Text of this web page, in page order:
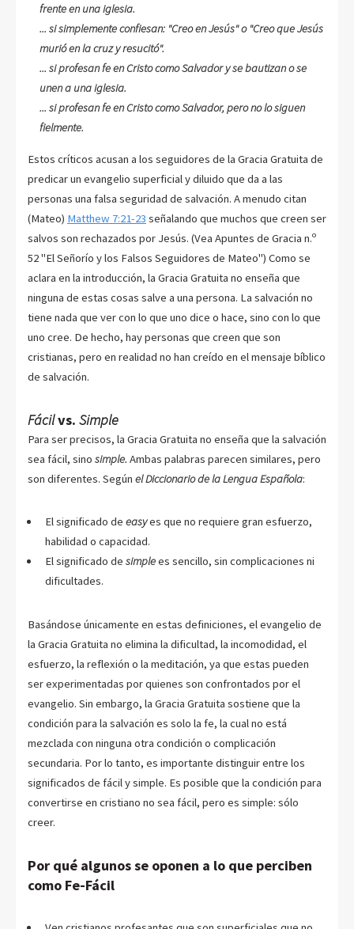
frente en una iglesia.
... si simplemente confiesan: "Creo en Jesús" o "Creo que Jesús
murió en la cruz y resucitó".
... si profesan fe en Cristo como Salvador y se bautizan o se
unen a una iglesia.
... si profesan fe en Cristo como Salvador, pero no lo siguen
fielmente.
Estos críticos acusan a los seguidores de la Gracia Gratuita de
predicar un evangelio superficial y diluido que da a las
personas una falsa seguridad de salvación. A menudo citan
(Mateo) Matthew 7:21-23 señalando que muchos que creen ser
salvos son rechazados por Jesús. (Vea Apuntes de Gracia n.º
52 "El Señorío y los Falsos Seguidores de Mateo") Como se
aclara en la introducción, la Gracia Gratuita no enseña que
ninguna de estas cosas salve a una persona. La salvación no
tiene nada que ver con lo que uno dice o hace, sino con lo que
uno cree. De hecho, hay personas que creen que son
cristianas, pero en realidad no han creído en el mensaje bíblico
de salvación.
Fácilvs. Simple
Para ser precisos, la Gracia Gratuita no enseña que la salvación
sea fácil, sino simple. Ambas palabras parecen similares, pero
son diferentes. Según el Diccionario de la Lengua Española:
El significado de easyes que no requiere gran esfuerzo,
habilidad o capacidad.
El significado de simplees sencillo, sin complicaciones ni
dificultades.
Basándose únicamente en estas definiciones, el evangelio de
la Gracia Gratuita no elimina la dificultad, la incomodidad, el
esfuerzo, la reflexión o la meditación, ya que estas pueden
ser experimentadas por quienes son confrontados por el
evangelio. Sin embargo, la Gracia Gratuita sostiene que la
condición para la salvación es solo la fe, la cual no está
mezclada con ninguna otra condición o complicación
secundaria. Por lo tanto, es importante distinguir entre los
significados de fácil y simple. Es posible que la condición para
convertirse en cristiano no sea fácil, pero es simple: sólo
creer.
Por qué algunos se oponen a lo que perciben
como Fe-Fácil